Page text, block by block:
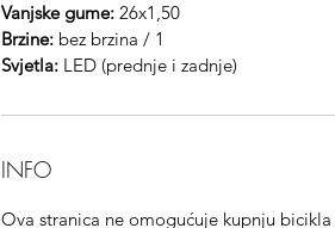
Vanjske gume: 26x1,50
Brzine: bez brzina / 1
Svjetla: LED (prednje i zadnje)
INFO
Ova stranica ne omogućuje kupnju